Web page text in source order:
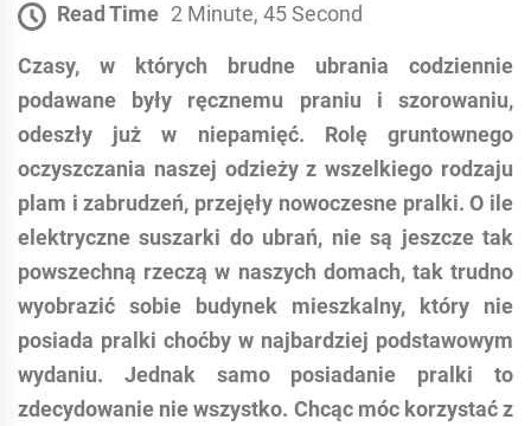
Read Time 2 Minute, 45 Second
Czasy, w których brudne ubrania codziennie
podawane były ręcznemu praniu i szorowaniu,
odeszły już w niepamięć. Rolę gruntownego
oczyszczania naszej odzieży z wszelkiego rodzaju
plam i zabrudzeń, przejęły nowoczesne pralki. O ile
elektryczne suszarki do ubrań, nie są jeszcze tak
powszechną rzeczą w naszych domach, tak trudno
wyobrazić sobie budynek mieszkalny, który nie
posiada pralki choćby w najbardziej podstawowym
wydaniu. Jednak samo posiadanie pralki to
zdecydowanie nie wszystko. Chcąc móc korzystać z